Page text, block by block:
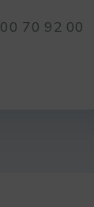
70 92 00